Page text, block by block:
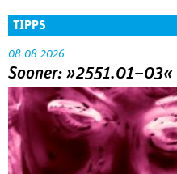
TIPPS
08.08.2026
Sooner: »2551.01–03«